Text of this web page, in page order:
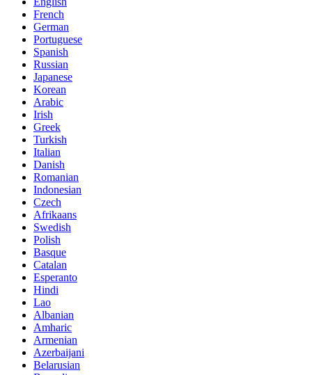
French
German
Portuguese
Spanish
Russian
Japanese
Korean
Arabic
Irish
Greek
Turkish
Italian
Danish
Romanian
Indonesian
Czech
Afrikaans
Swedish
Polish
Basque
Catalan
Esperanto
Hindi
Lao
Albanian
Amharic
Armenian
Azerbaijani
Belarusian